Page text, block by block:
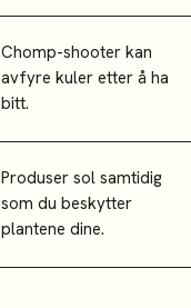
Chomp-shooter kan
avfyre kuler etter å ha
bitt.
Produser sol samtidig
som du beskytter
plantene dine.